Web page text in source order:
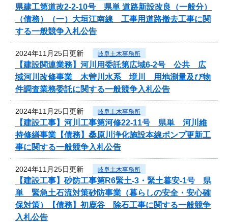
県建工第道改2-2-10号 県単 道路新設改良（一般分）
（債務）（一）大垣江南線 工事用道路撤去工事に関
する一般競争入札公告
2024年11月25日更新 岐阜土木事務所
【建設関連業務】河川用委託第広域6-2号 公共 広
域河川改修事業 木曽川水系 境川 用地測量及び物
件調査業務委託に関する一般競争入札公告
2024年11月25日更新 岐阜土木事務所
【建設工事】河川工事第河修22-11号 県単 河川維
持修繕事業【債務】桑原川浄化施設本線ポンプ更新工
事に関する一般競争入札公告
2024年11月25日更新 岐阜土木事務所
【建設工事】砂防工事第R6緊土-3・緊土暮安-1号 県
単 緊急土石流対策砂防事業（暮らしの安全・安心確
保対策）【債務】初鹿谷 除石工事に関する一般競争
入札公告